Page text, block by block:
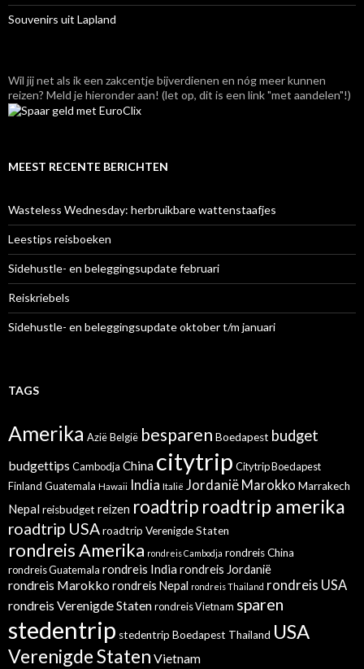
Souvenirs uit Lapland
Wil jij net als ik een zakcentje bijverdienen en nóg meer kunnen
reizen? Meld je hieronder aan! (let op, dit is een link "met aandelen"!)
MEEST RECENTE BERICHTEN
Wasteless Wednesday: herbruikbare wattenstaafjes
Leestips reisboeken
Sidehustle- en beleggingsupdate februari
Reiskriebels
Sidehustle- en beleggingsupdate oktober t/m januari
TAGS
Amerika AziëBelgië besparen Boedapest budget
budgettips Cambodja China citytrip Citytrip Boedapest
Finland Guatemala Hawaii India Italië Jordanië Marokko Marrakech
Nepalreisbudget reizen roadtrip roadtrip amerika
roadtrip USAroadtrip Verenigde Staten
rondreis Amerika rondreis Cambodja rondreis China
rondreis Guatemala rondreis Indiarondreis Jordanië
rondreis Marokkorondreis Nepal rondreis Thailand rondreis USA
rondreis Verenigde Statenrondreis Vietnam sparen
stedentrip stedentrip Boedapest Thailand USA
Verenigde Staten Vietnam